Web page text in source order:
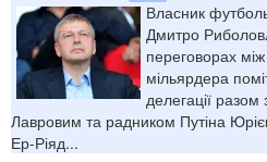
Власник
Дмитро
переговорах
мільярдера
делегації
Лавровим та радником Путіна
Ер-Ріяд...